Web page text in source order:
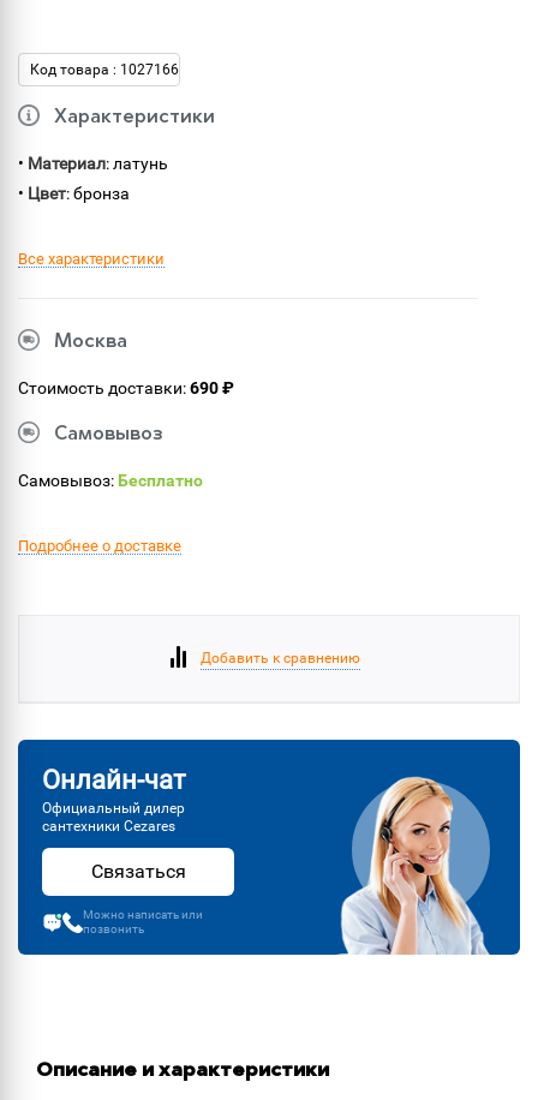
Код товара : 1027166
Характеристики
• Материал: латунь
• Цвет: бронза
Все характеристики
Москва
Стоимость доставки:690 ₽
Самовывоз
Самовывоз:Бесплатно
Подробнее о доставке
Добавить к сравнению
Онлайн-чат
Официальный дилер
сантехники Cezares
Связаться
Можно написать или
позвонить
Описание и характеристики